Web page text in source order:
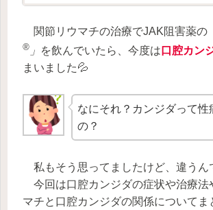
関節リウマチの治療でJAK阻害薬の
® 」 を飲んでいたら、今度は 口腔カン
まいました💦
なにそれ？カンジダって性
の？
私もそう思ってましたけど、違うん
今回は口腔カンジダの症状や治療法
マチと口腔カンジダの関係についてま